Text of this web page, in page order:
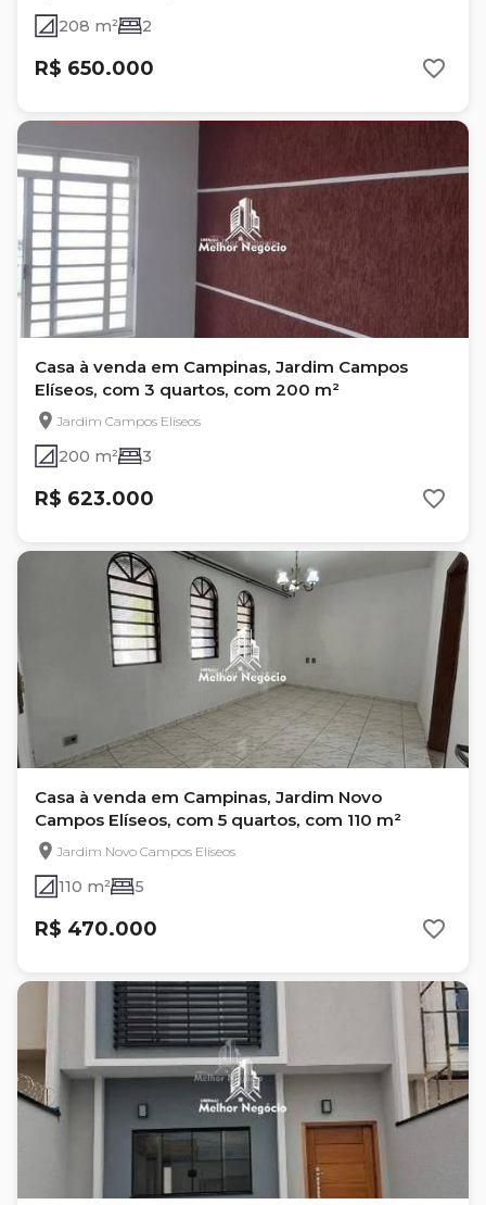
208 m² 2
R$ 650.000
Casa à venda em Campinas, Jardim Campos
Elíseos, com 3 quartos, com 200 m²
Jardim Campos Elíseos
200 m² 3
R$ 623.000
Casa à venda em Campinas, Jardim Novo
Campos Elíseos, com 5 quartos, com 110 m²
Jardim Novo Campos Elíseos
110 m² 5
R$ 470.000